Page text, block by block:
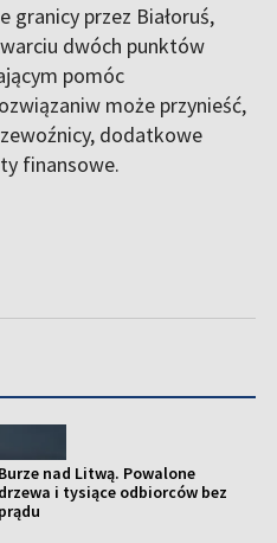
granicy przez Białoruś,
dwóch punktów
pomóc
może przynieść,
dodatkowe
finansowe.
Burze nad Litwą. Powalone
drzewa i tysiące odbiorców bez
prądu